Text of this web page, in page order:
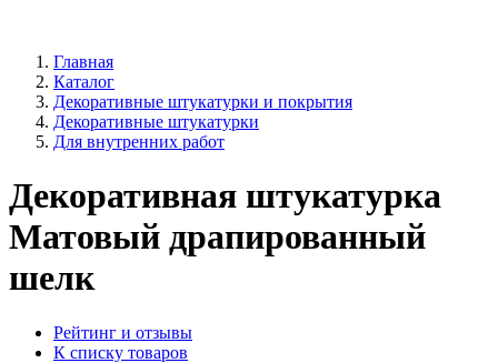
Главная
Каталог
Декоративные штукатурки и покрытия
Декоративные штукатурки
Для внутренних работ
Декоративная штукатурка
Матовый драпированный
шелк
Рейтинг и отзывы
К списку товаров